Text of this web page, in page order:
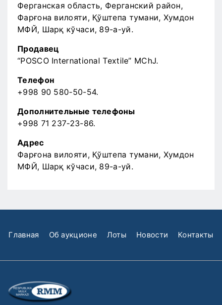
Ферганская область, Ферганский район,
Фарғона вилояти, Қўштепа тумани, Хумдон
МФЙ, Шарқ кўчаси, 89-а-уй.
Продавец
“POSCO International Textile” MChJ.
Телефон
+998 90 580-50-54.
Дополнительные телефоны
+998 71 237-23-86.
Адрес
Фарғона вилояти, Қўштепа тумани, Хумдон
МФЙ, Шарқ кўчаси, 89-а-уй.
Главная Об аукционе Лоты Новости Контакты